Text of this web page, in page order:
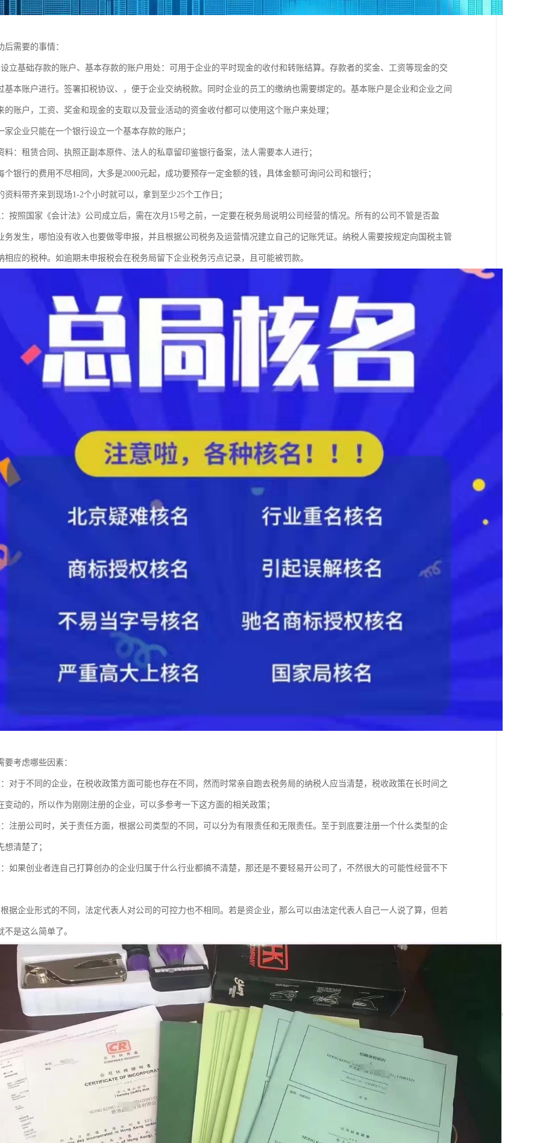
后需要的事情：
立基础存款的账户、基本存款的账户用处：可用于企业的平时现金的收付和转账结算。存款者的奖金、工资等现金的交
基本账户进行。签署扣税协议、，便于企业交纳税款。同时企业的员工的缴纳也需要绑定的。基本账户是企业和企业之间
的账户，工资、奖金和现金的支取以及营业活动的资金收付都可以使用这个账户来处理；
家企业只能在一个银行设立一个基本存款的账户；
料：租赁合同、执照正副本原件、法人的私章留印鉴银行备案，法人需要本人进行；
个银行的费用不尽相同，大多是2000元起，成功要预存一定金额的钱，具体金额可询问公司和银行；
资料带齐来到现场1-2个小时就可以，拿到至少25个工作日；
按照国家《会计法》公司成立后，需在次月15号之前，一定要在税务局说明公司经营的情况。所有的公司不管是否盈
务发生，哪怕没有收入也要做零申报，并且根据公司税务及运营情况建立自己的记账凭证。纳税人需要按规定向国税主管
相应的税种。如逾期未申报税会在税务局留下企业税务污点记录，且可能被罚款。
要考虑哪些因素：
对于不同的企业，在税收政策方面可能也存在不同，然而时常亲自跑去税务局的纳税人应当清楚，税收政策在长时间之
变动的，所以作为刚刚注册的企业，可以多参考一下这方面的相关政策；
注册公司时，关于责任方面，根据公司类型的不同，可以分为有限责任和无限责任。至于到底要注册一个什么类型的企
想清楚了；
如果创业者连自己打算创办的企业归属于什么行业都搞不清楚，那还是不要轻易开公司了，不然很大的可能性经营不下
据企业形式的不同，法定代表人对公司的可控力也不相同。若是资企业，那么可以由法定代表人自己一人说了算，但若
不是这么简单了。